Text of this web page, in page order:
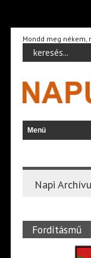
Mondd meg
Napi
Fordításmű